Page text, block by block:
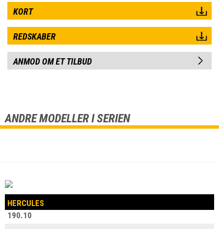
KORT
REDSKABER
ANMOD OM ET TILBUD
ANDRE MODELLER I SERIEN
HERCULES
190.10